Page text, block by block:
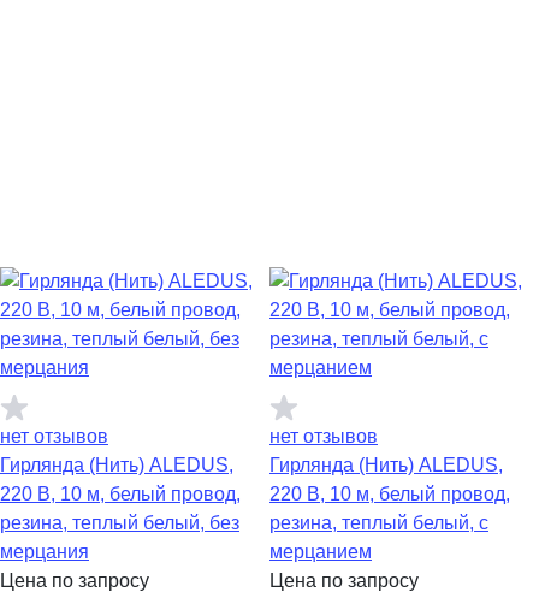
нет отзывов
Гирлянда (Нить) ALEDUS,
220 В, 10 м, белый провод,
резина, теплый белый, без
мерцания
Цена по запросу
нет отзывов
Гирлянда (Нить) ALEDUS,
220 В, 10 м, белый провод,
резина, теплый белый, с
мерцанием
Цена по запросу